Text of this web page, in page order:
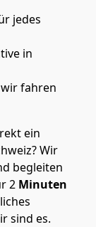
jedes
in
fahren
ein
Wir
begleiten
2 Minuten
sind es.